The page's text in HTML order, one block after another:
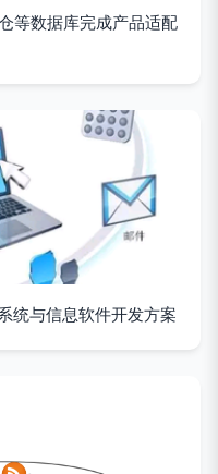
等数据库完成产品适配
统与信息软件开发方案